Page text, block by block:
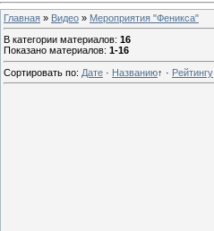
Главная » Видео » Мероприятия "Феникса"
В категории материалов: 16
Показано материалов: 1-16
Сортировать по: Дате · Названию↑ · Рейтингу